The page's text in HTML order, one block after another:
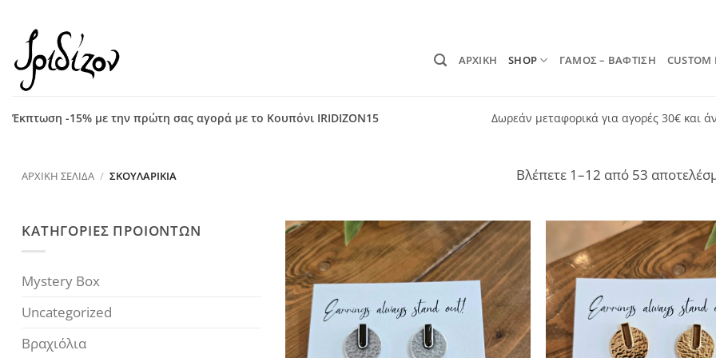
περιεχόμενο
ΑΡΧΙΚΗ SHOP ΓΑΜΟΣ – ΒΑΦΤΙΣΗ CUSTOM
Έκπτωση -15% με την πρώτη σας αγορά με το Κουπόνι IRIDIZON15 Δωρεάν μεταφορικά για αγορές 30€ και
ΑΡΧΙΚΉ ΣΕΛΊΔΑ / ΣΚΟΥΛΑΡΊΚΙΑ Βλέπετε 1–12 από 53
ΚΑΤΗΓΟΡΙΕΣ ΠΡΟΙΟΝΤΩΝ
Mystery Box
Uncategorized
Βραχιόλια
Add to
wishlist